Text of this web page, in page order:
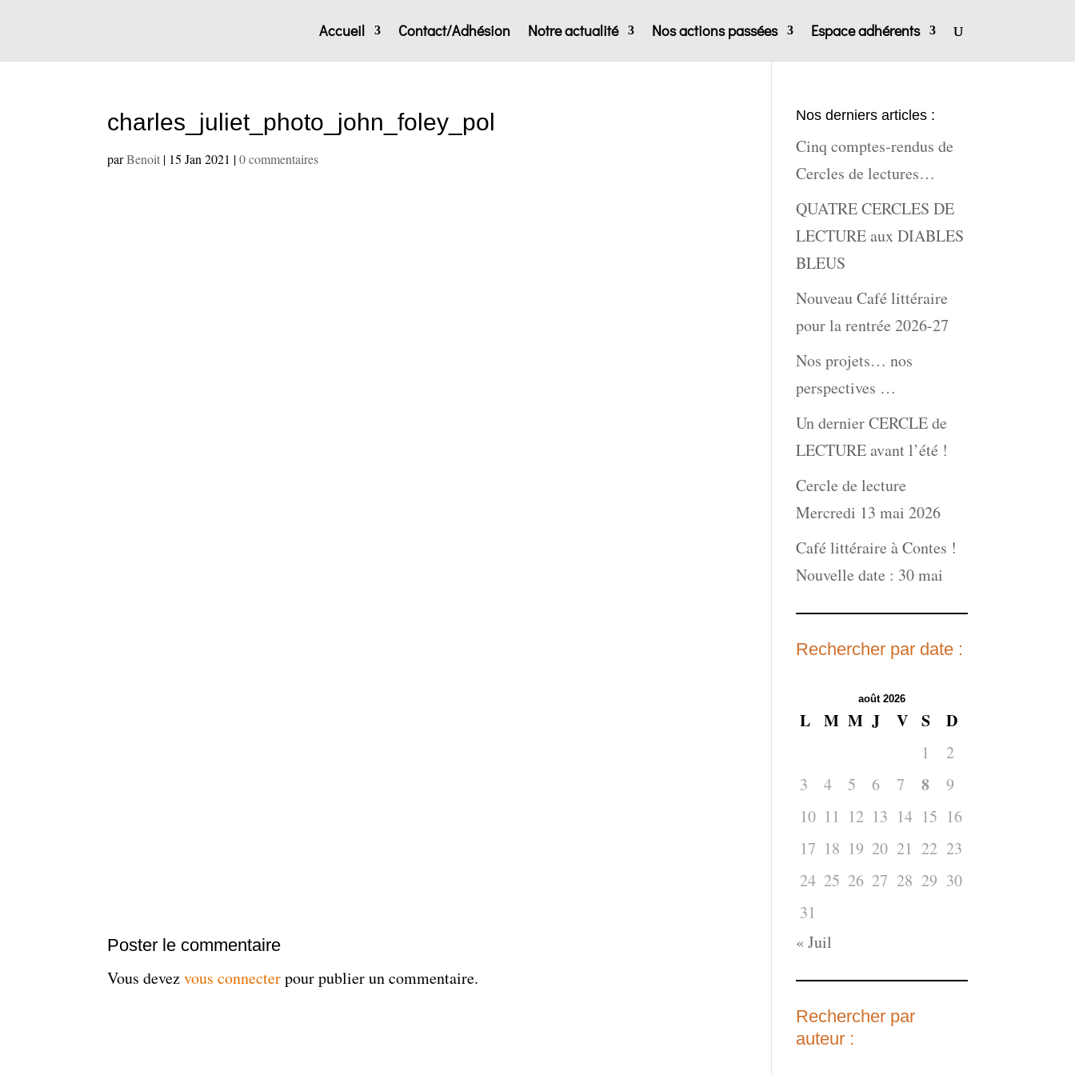
Accueil Contact/Adhésion Notre actualité Nos actions passées Espace adhérents
charles_juliet_photo_john_foley_pol
parBenoit | 15 Jan 2021 |0 commentaires
Poster le commentaire
Vous devezvous connecterpour publier un commentaire.
Nos derniers articles :
Cinq comptes-rendus de
Cercles de lectures…
QUATRE CERCLES DE
LECTURE aux DIABLES
BLEUS
Nouveau Café littéraire
pour la rentrée 2026-27
Nos projets… nos
perspectives …
Un dernier CERCLE de
LECTURE avant l’été !
Cercle de lecture
Mercredi 13 mai 2026
Café littéraire à Contes !
Nouvelle date : 30 mai
Rechercher par date :
août 2026
L M M J V S D
1
2
3
4 5 6 7 8
9
10 11 12 13 14 15 16
17 18 19 20 21 22 23
24 25 26 27 28 29 30
31
« Juil
Rechercher par
auteur :